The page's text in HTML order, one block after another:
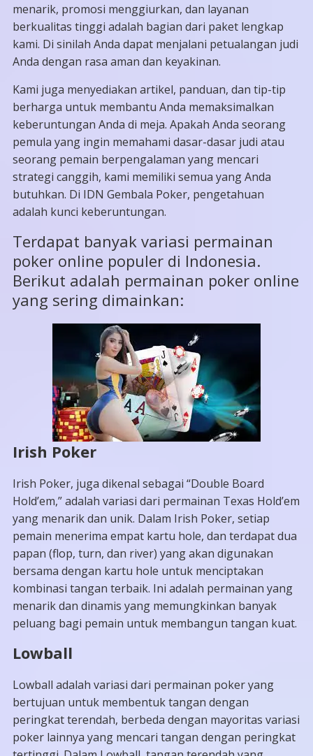
menarik, promosi menggiurkan, dan layanan
berkualitas tinggi adalah bagian dari paket lengkap
kami. Di sinilah Anda dapat menjalani petualangan judi
Anda dengan rasa aman dan keyakinan.
Kami juga menyediakan artikel, panduan, dan tip-tip
berharga untuk membantu Anda memaksimalkan
keberuntungan Anda di meja. Apakah Anda seorang
pemula yang ingin memahami dasar-dasar judi atau
seorang pemain berpengalaman yang mencari
strategi canggih, kami memiliki semua yang Anda
butuhkan. Di IDN Gembala Poker, pengetahuan
adalah kunci keberuntungan.
Terdapat banyak variasi permainan
poker online populer di Indonesia.
Berikut adalah permainan poker online
yang sering dimainkan:
Irish Poker
Irish Poker, juga dikenal sebagai “Double Board
Hold’em,” adalah variasi dari permainan Texas Hold’em
yang menarik dan unik. Dalam Irish Poker, setiap
pemain menerima empat kartu hole, dan terdapat dua
papan (flop, turn, dan river) yang akan digunakan
bersama dengan kartu hole untuk menciptakan
kombinasi tangan terbaik. Ini adalah permainan yang
menarik dan dinamis yang memungkinkan banyak
peluang bagi pemain untuk membangun tangan kuat.
Lowball
Lowball adalah variasi dari permainan poker yang
bertujuan untuk membentuk tangan dengan
peringkat terendah, berbeda dengan mayoritas variasi
poker lainnya yang mencari tangan dengan peringkat